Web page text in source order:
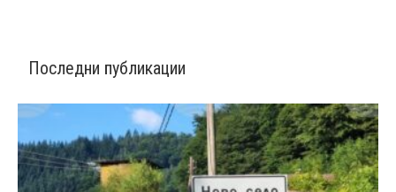
Последни публикации